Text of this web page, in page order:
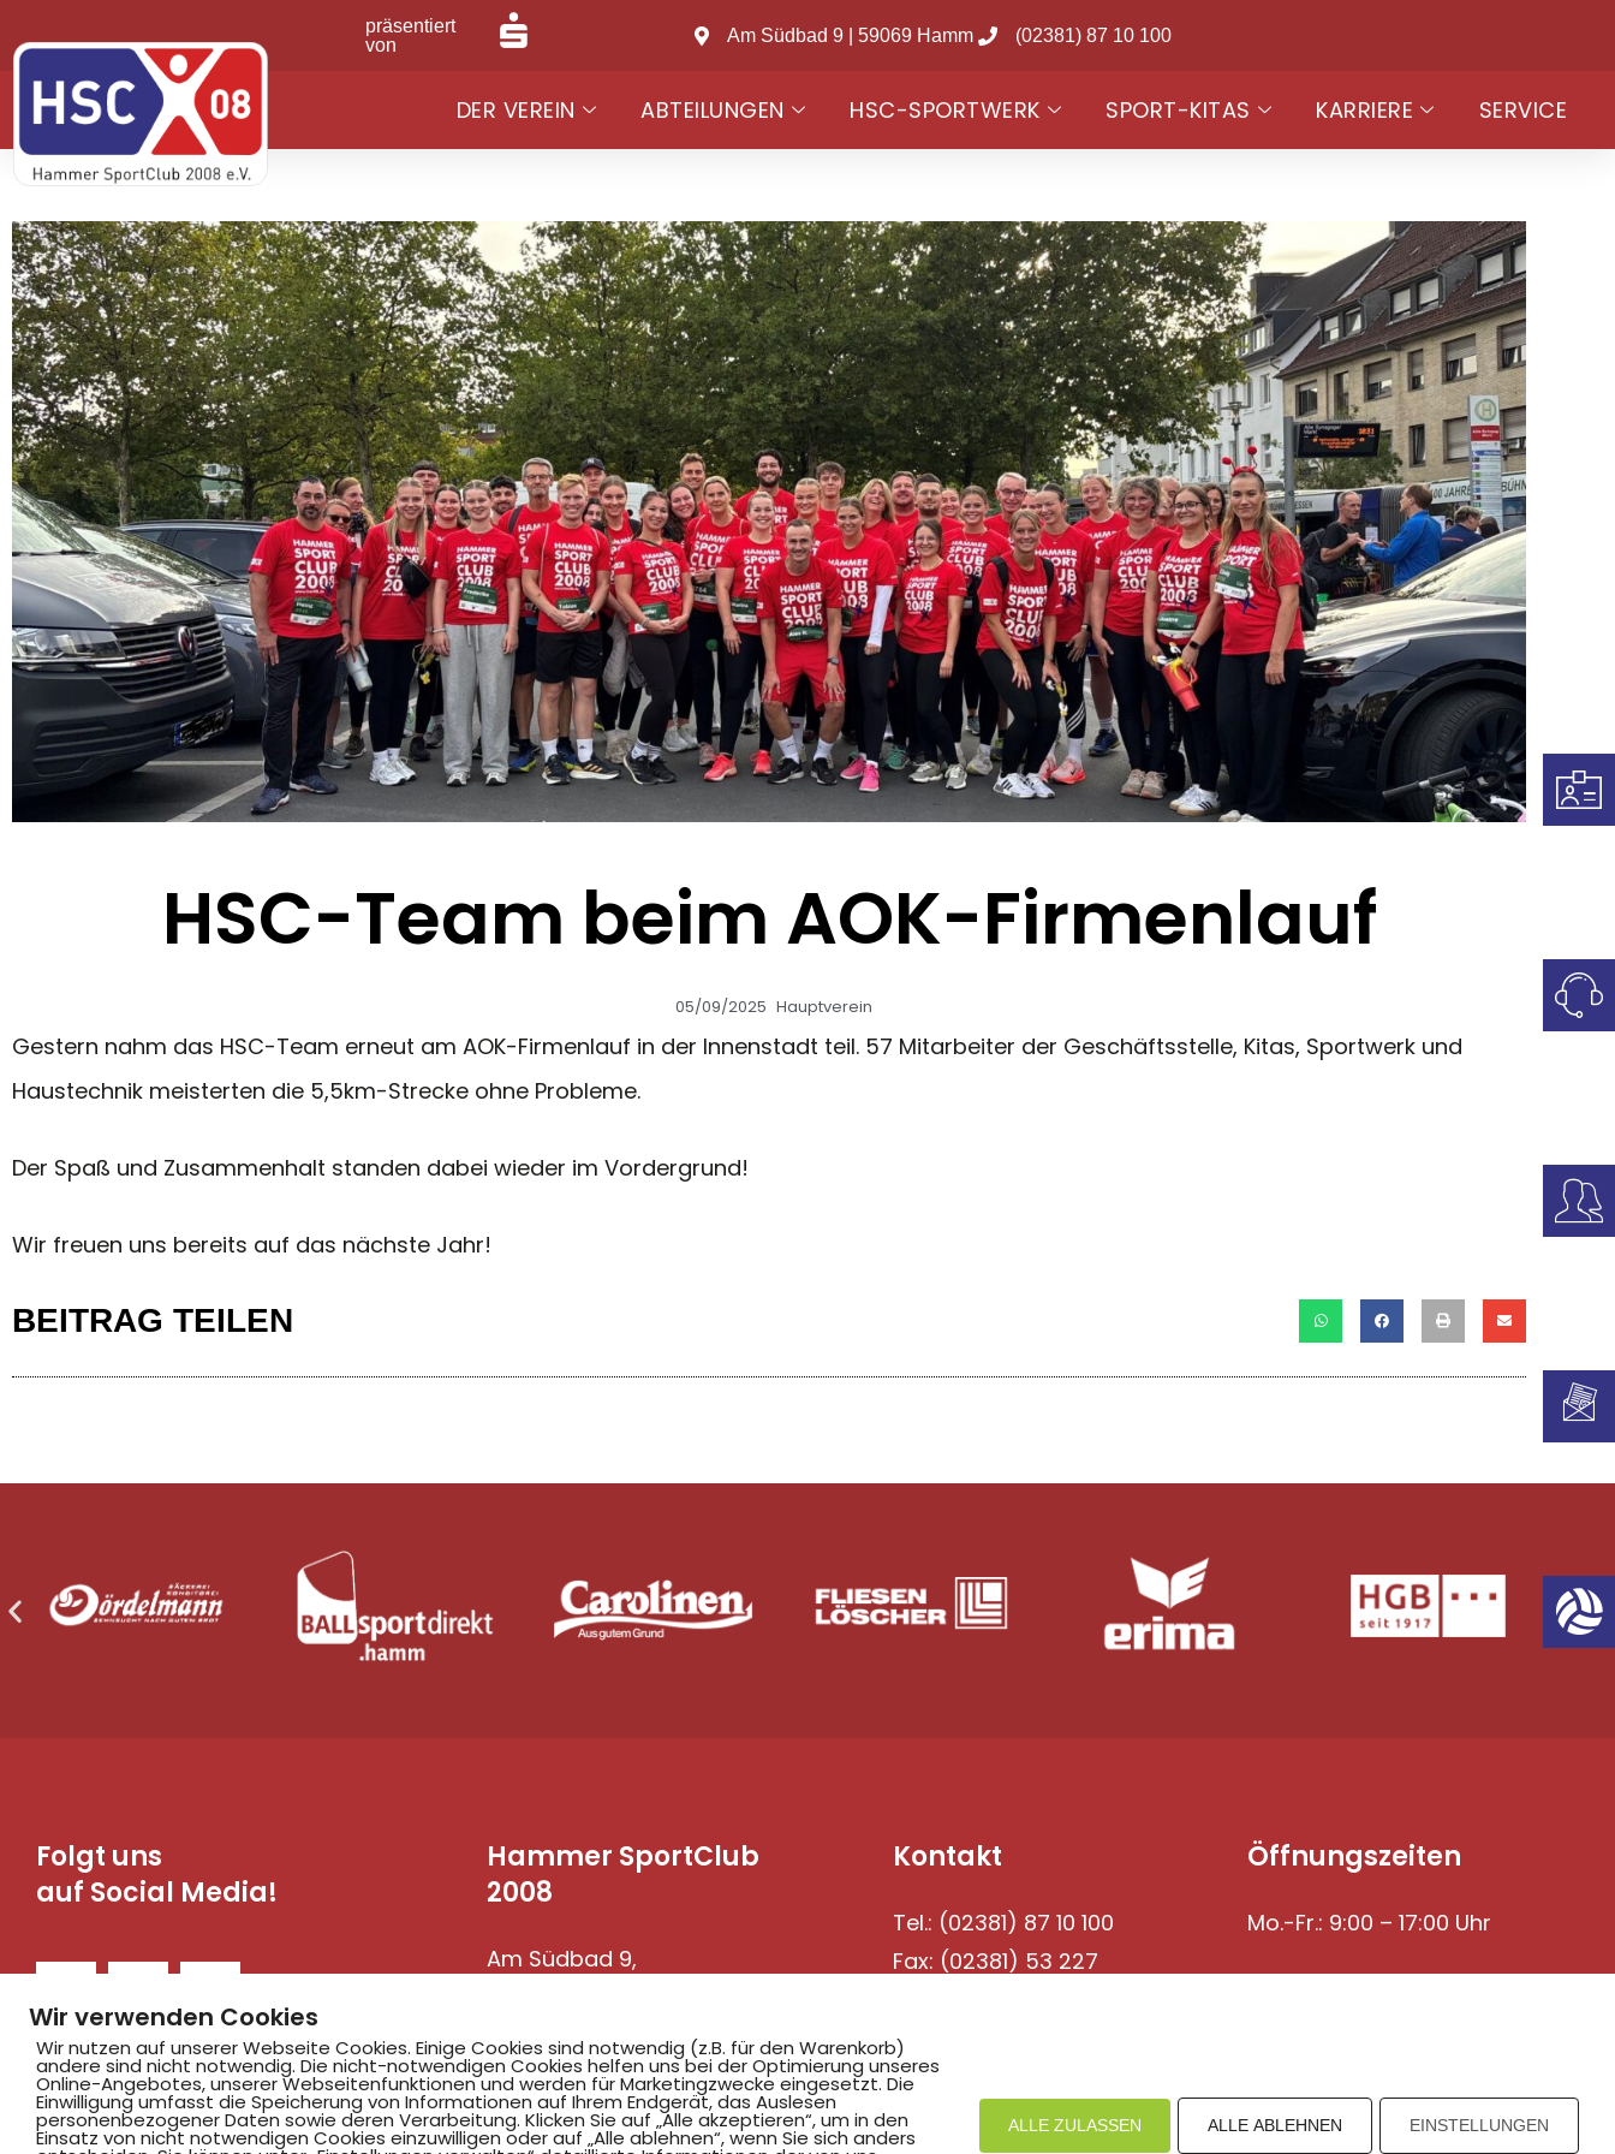
präsentiert
von
Am Südbad 9 | 59069 Hamm (02381) 87 10 100
DER VEREIN ABTEILUNGEN HSC-SPORTWERK SPORT-KITAS KARRIERE SERVICE
HSC-Team beim AOK-Firmenlauf
05/09/2025 Hauptverein
Gestern nahm das HSC-Team erneut am AOK-Firmenlauf in der Innenstadt teil. 57 Mitarbeiter der Geschäftsstelle, Kitas, Sportwerk und
Haustechnik meisterten die 5,5km-Strecke ohne Probleme.
Der Spaß und Zusammenhalt standen dabei wieder im Vordergrund!
Wir freuen uns bereits auf das nächste Jahr!
BEITRAG TEILEN
Folgt uns
auf Social Media!
Hammer SportClub
2008
Am Südbad 9,
Kontakt
Tel.: (02381) 87 10 100
Fax: (02381) 53 227
Öffnungszeiten
Mo.-Fr.: 9:00 – 17:00 Uhr
Wir verwenden Cookies
Wir nutzen auf unserer Webseite Cookies. Einige Cookies sind notwendig (z.B. für den Warenkorb)
andere sind nicht notwendig. Die nicht-notwendigen Cookies helfen uns bei der Optimierung unseres
Online-Angebotes, unserer Webseitenfunktionen und werden für Marketingzwecke eingesetzt. Die
Einwilligung umfasst die Speicherung von Informationen auf Ihrem Endgerät, das Auslesen
personenbezogener Daten sowie deren Verarbeitung. Klicken Sie auf „Alle akzeptieren“, um in den
Einsatz von nicht notwendigen Cookies einzuwilligen oder auf „Alle ablehnen“, wenn Sie sich anders
ALLE ZULASSEN ALLE ABLEHNEN EINSTELLUNGEN